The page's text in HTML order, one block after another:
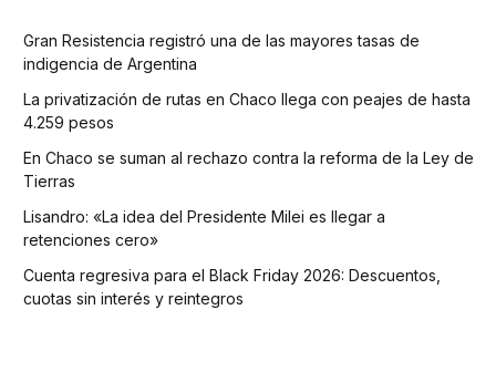
Gran Resistencia registró una de las mayores tasas de
indigencia de Argentina
La privatización de rutas en Chaco llega con peajes de hasta
4.259 pesos
En Chaco se suman al rechazo contra la reforma de la Ley de
Tierras
Lisandro: «La idea del Presidente Milei es llegar a
retenciones cero»
Cuenta regresiva para el Black Friday 2026: Descuentos,
cuotas sin interés y reintegros